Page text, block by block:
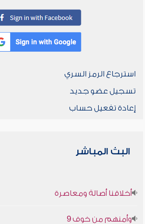
استرجاع الرمز السري
تسجيل عضو جديد
إعادة تفعيل حساب
البث المباشر
أخلاقنا أصالة ومعاصرة
وأمنهم من خوف 9